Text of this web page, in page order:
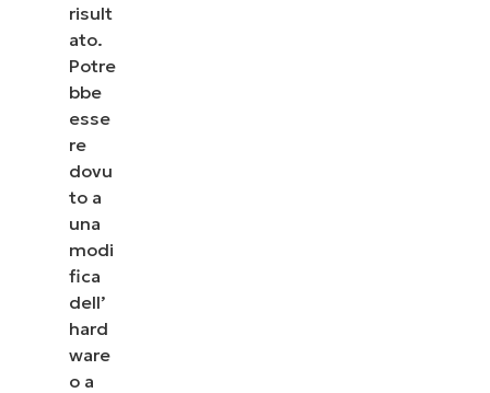
risult
ato.
Potre
bbe
esse
re
dovu
to a
una
modi
fica
dell’
hard
ware
o a